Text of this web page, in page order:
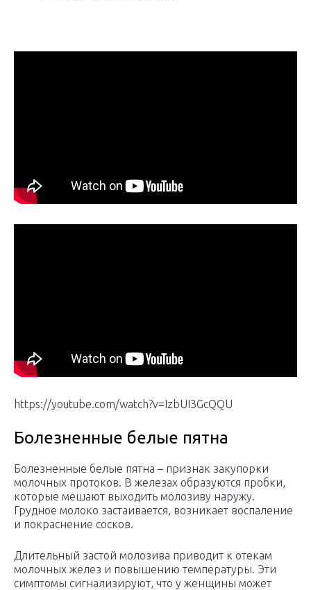
https://youtube.com/watch?v=IzbUI3GcQQU
Болезненные белые пятна
Болезненные белые пятна – признак закупорки
молочных протоков. В железах образуются пробки,
которые мешают выходить молозиву наружу.
Грудное молоко застаивается, возникает воспаление
и покраснение сосков.
Длительный застой молозива приводит к отекам
молочных желез и повышению температуры. Эти
симптомы сигнализируют, что у женщины может